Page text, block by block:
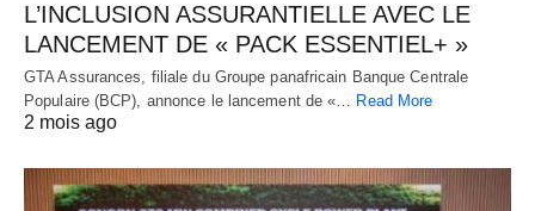
L’INCLUSION ASSURANTIELLE AVEC LE
LANCEMENT DE « PACK ESSENTIEL+ »
GTA Assurances, filiale du Groupe panafricain Banque Centrale
Populaire (BCP), annonce le lancement de «… Read More
2 mois ago